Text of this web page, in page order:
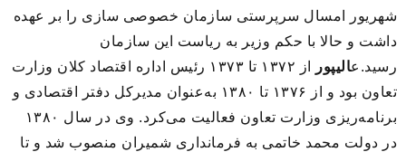
شهریور امسال سرپرستی سازمان خصوصی سازی را بر عهده
داشت و حالا با حکم وزیر به ریاست این سازمان
رسید.عالیپور
از ۱۳۷۲ تا ۱۳۷۳ رئیس اداره اقتصاد کلان وزارت
تعاون بود و از ۱۳۷۶ تا ۱۳۸۰ به‌عنوان مدیرکل دفتر اقتصادی و
برنامه‌ریزی وزارت تعاون فعالیت می‌کرد. وی در سال ۱۳۸۰
در دولت محمد خاتمی به فرمانداری شمیران منصوب شد و تا